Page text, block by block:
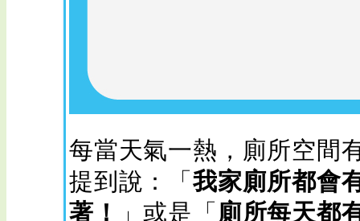
每當天氣一熱，廁所空間
提到說：「 我家廁所都會
著！
」或是「 廁所每天都